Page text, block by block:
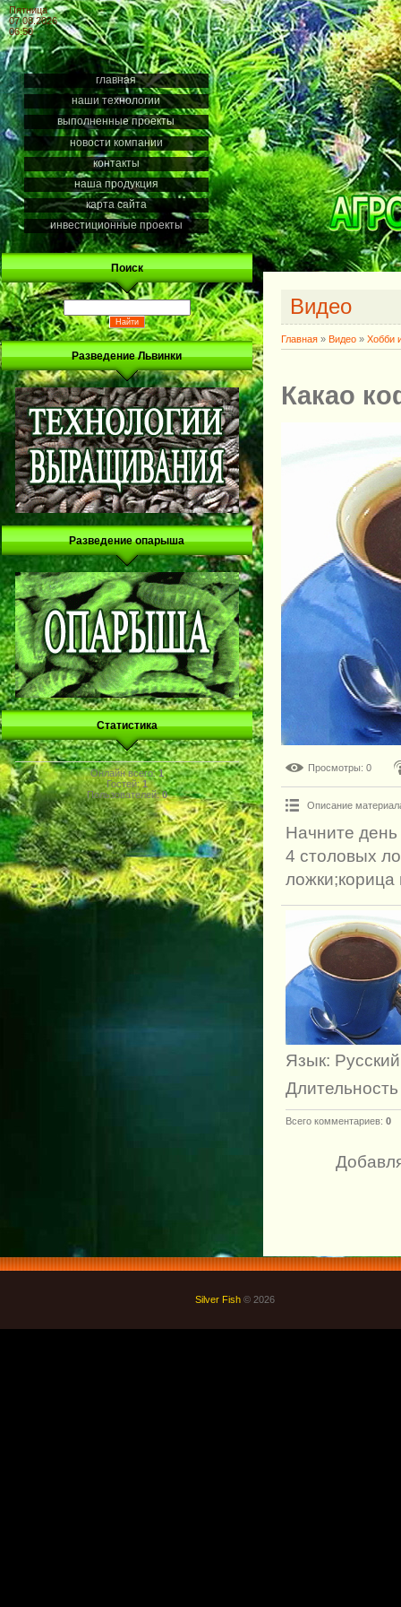
Пятница
07.08.2026
06:50
главная
наши технологии
выполненные проекты
новости компании
контакты
наша продукция
карта сайта
инвестиционные проекты
Поиск
Разведение Львинки
Разведение опарыша
Статистика
Онлайн всего:1
Гостей:1
Пользователей:0
Видео
Главная » Видео » Хобби
Какао
Просмотры: 0
Описание
Начните
4 столовых
ложки;корица
Язык: Русский
Всего комментариев: 0
Silver Fish © 2026